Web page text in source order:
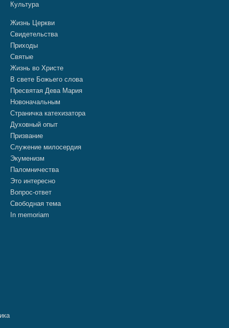
Культура
Жизнь Церкви
Свидетельства
Приходы
Святые
Жизнь во Христе
В свете Божьего слова
Пресвятая Дева Мария
Новоначальным
Страничка катехизатора
Духовный опыт
Призвание
Служение милосердия
Экуменизм
Паломничества
Это интересно
Вопрос-ответ
Свободная тема
In memoriam